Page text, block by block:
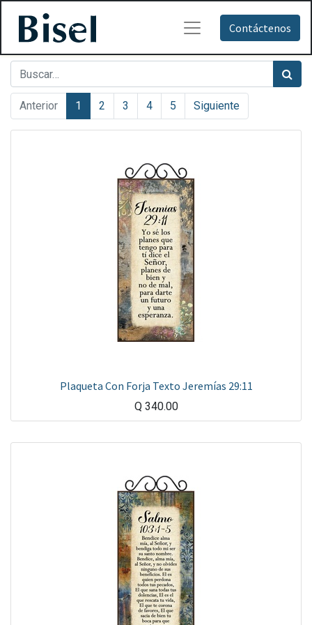
Contáctenos
Anterior 1 2 3 4 5 Siguiente
Plaqueta Con Forja Texto Jeremías 29:11
Q 340.00